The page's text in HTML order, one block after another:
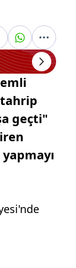
geçti"